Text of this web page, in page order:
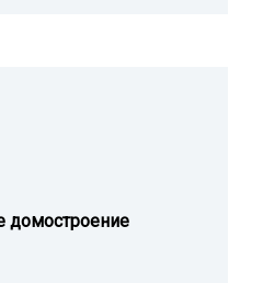
домостроение